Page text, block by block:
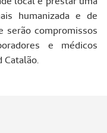
humanizada e de
serão compromissos
e médicos
Catalão.